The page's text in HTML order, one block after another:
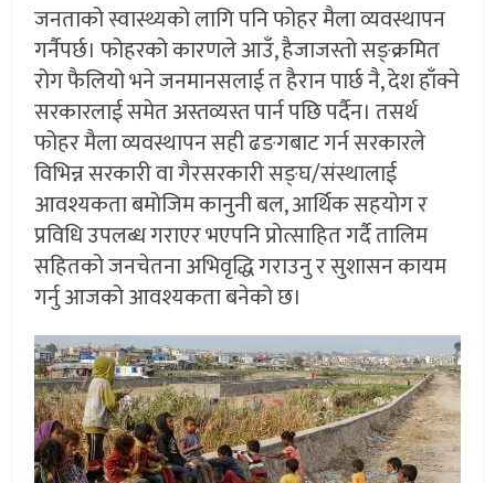
जनताको स्वास्थ्यको लागि पनि फोहर मैला व्यवस्थापन
गर्नैपर्छ। फोहरको कारणले आउँ, हैजाजस्तो सङ्क्रमित
रोग फैलियो भने जनमानसलाई त हैरान पार्छ नै, देश हाँक्ने
सरकारलाई समेत अस्तव्यस्त पार्न पछि पर्दैन। तसर्थ
फोहर मैला व्यवस्थापन सही ढङगबाट गर्न सरकारले
विभिन्न सरकारी वा गैरसरकारी सङ्घ/संस्थालाई
आवश्यकता बमोजिम कानुनी बल, आर्थिक सहयोग र
प्रविधि उपलब्ध गराएर भएपनि प्रोत्साहित गर्दै तालिम
सहितको जनचेतना अभिवृद्धि गराउनु र सुशासन कायम
गर्नु आजको आवश्यकता बनेको छ।